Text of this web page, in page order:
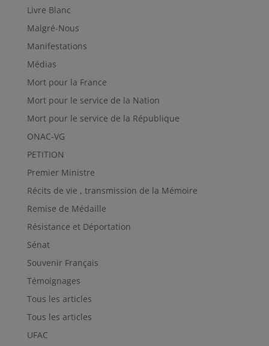
Livre Blanc
Malgré-Nous
Manifestations
Médias
Mort pour la France
Mort pour le service de la Nation
Mort pour le service de la République
ONAC-VG
PETITION
Premier Ministre
Récits de vie , transmission de la Mémoire
Remise de Médaille
Résistance et Déportation
Sénat
Souvenir Français
Témoignages
Tous les articles
Tous les articles
UFAC